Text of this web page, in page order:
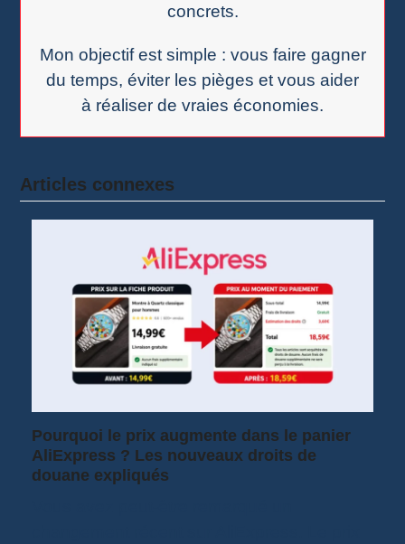
concrets.
Mon objectif est simple : vous faire gagner
du temps, éviter les pièges et vous aider
à réaliser de vraies économies.
Articles connexes
Pourquoi le prix augmente dans le panier
AliExpress ? Les nouveaux droits de
douane expliqués